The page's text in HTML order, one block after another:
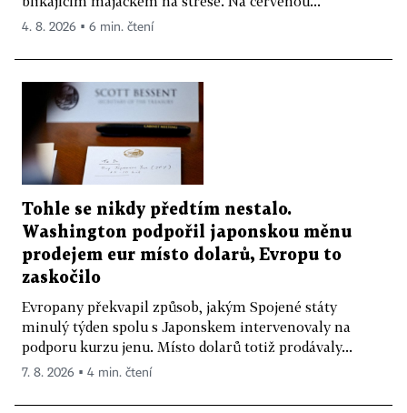
4. 8. 2026 ▪ 6 min. čtení
Tohle se nikdy předtím nestalo.
Washington podpořil japonskou měnu
prodejem eur místo dolarů, Evropu to
zaskočilo
Evropany překvapil způsob, jakým Spojené státy
minulý týden spolu s Japonskem intervenovaly na
podporu kurzu jenu. Místo dolarů totiž prodávaly...
7. 8. 2026 ▪ 4 min. čtení